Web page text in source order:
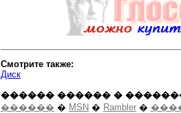
Смотрите также:
Диск
������ ������ �
������ � MSN � Rambler �